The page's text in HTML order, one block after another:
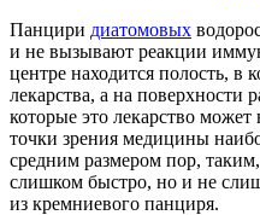
Панцири диатомовых
и не вызывают реакции
центре находится полость, в
лекарства, а на поверхности
которые это лекарство
точки зрения медицины
средним размером пор,
слишком быстро, но и не
из кремниевого панциря.